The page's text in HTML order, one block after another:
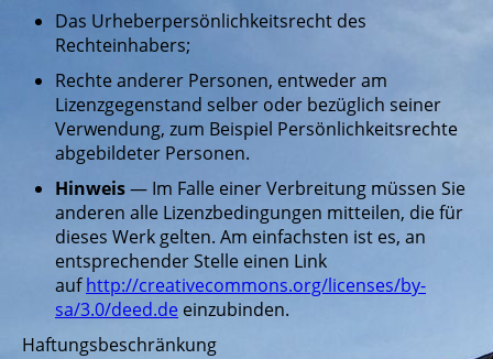
Das Urheberpersönlichkeitsrecht des
Rechteinhabers;
Rechte anderer Personen, entweder am
Lizenzgegenstand selber oder bezüglich seiner
Verwendung, zum Beispiel Persönlichkeitsrechte
abgebildeter Personen.
Hinweis— Im Falle einer Verbreitung müssen Sie
anderen alle Lizenzbedingungen mitteilen, die für
dieses Werk gelten. Am einfachsten ist es, an
entsprechender Stelle einen Link
aufhttp://creativecommons.org/licenses/by-
sa/3.0/deed.de einzubinden.
Haftungsbeschränkung